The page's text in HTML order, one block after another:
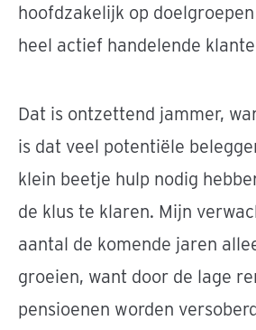
hoofdzakelijk op
heel actief handelende
Dat is ontzettend jammer,
is dat veel potentiële
klein beetje hulp nodig
de klus te klaren. Mijn
aantal de komende jaren
groeien, want door de lage
pensioenen worden